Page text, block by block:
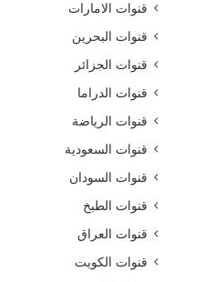
قنوات الامارات
قنوات البحرين
قنوات الجزائر
قنوات الدراما
قنوات الرياضة
قنوات السعودية
قنوات السودان
قنوات الطبخ
قنوات العراق
قنوات الكويت